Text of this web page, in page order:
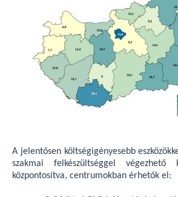
A jelentősen költségigényesebb
szakmai felkészültséggel végezhető
központosítva, centrumokban érhetők el: